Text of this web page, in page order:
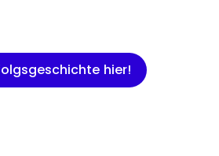
hier!